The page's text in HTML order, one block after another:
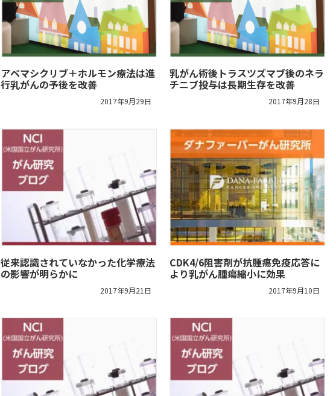
アベマシクリブ＋ホルモン療法は進
行乳がんの予後を改善
2017年9月29日
乳がん術後トラスツズマブ後のネラ
チニブ投与は長期生存を改善
2017年9月28日
従来認識されていなかった化学療法
の影響が明らかに
2017年9月21日
CDK4/6阻害剤が抗腫瘍免疫応答に
より乳がん腫瘍縮小に効果
2017年9月10日